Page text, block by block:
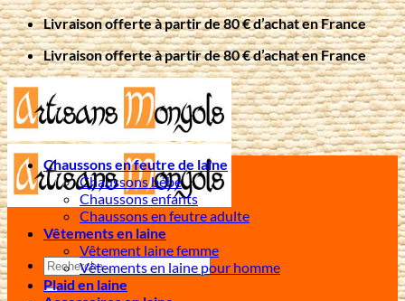
Passer
au
contenu
Livraison offerte à partir de 80 € d’achat en France
Livraison offerte à partir de 80 € d’achat en France
Recherche
pour :
Chaussons en feutre de laine
Chaussons bébé
Chaussons enfants
Chaussons en feutre adulte
Vêtements en laine
Vêtement laine femme
Vêtements en laine pour homme
Plaid en laine